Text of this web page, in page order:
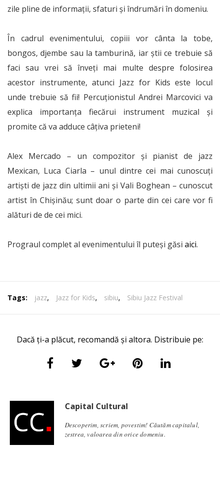
zile pline de informații, sfaturi și îndrumări în domeniu.
În cadrul evenimentului, copiii vor cânta la tobe,
bongos, djembe sau la tamburină, iar știi ce trebuie să
faci sau vrei să înveți mai multe despre folosirea
acestor instrumente, atunci Jazz for Kids este locul
unde trebuie să fii! Percuționistul Andrei Marcovici va
explica importanța fiecărui instrument muzical și
promite că va adduce câțiva prieteni!
Alex Mercado – un compozitor și pianist de jazz
Mexican, Luca Ciarla – unul dintre cei mai cunoscuți
artiști de jazz din ultimii ani și Vali Boghean – cunoscut
artist în Chișinău; sunt doar o parte din cei care vor fi
alături de de cei mici.
Prograul complet al evenimentului îl puteși găsi aici.
Tags: jazz, Jazz for Kids, sibiu, Sibiu Jazz Festival
Dacă ți-a plăcut, recomandă și altora. Distribuie pe:
Capital Cultural
Descoperim, scriem, povestim! Căutăm capitalul,
zestrea, valoarea din orice domeniu.